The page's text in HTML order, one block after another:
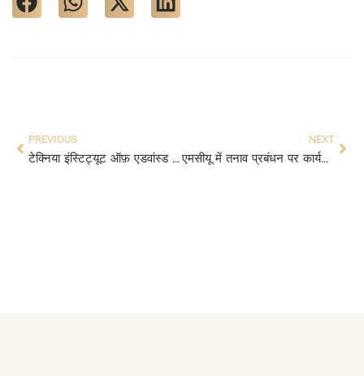
PREVIOUS
टेक्निया इंस्टिट्यूट ऑफ़ एडवांस्ड स्टडीज का 24वां दीक्षांत समारोह संपन्न
NEXT
एमसीयू में तनाव प्रबंधन पर कार्यक्रम सम्पन्न